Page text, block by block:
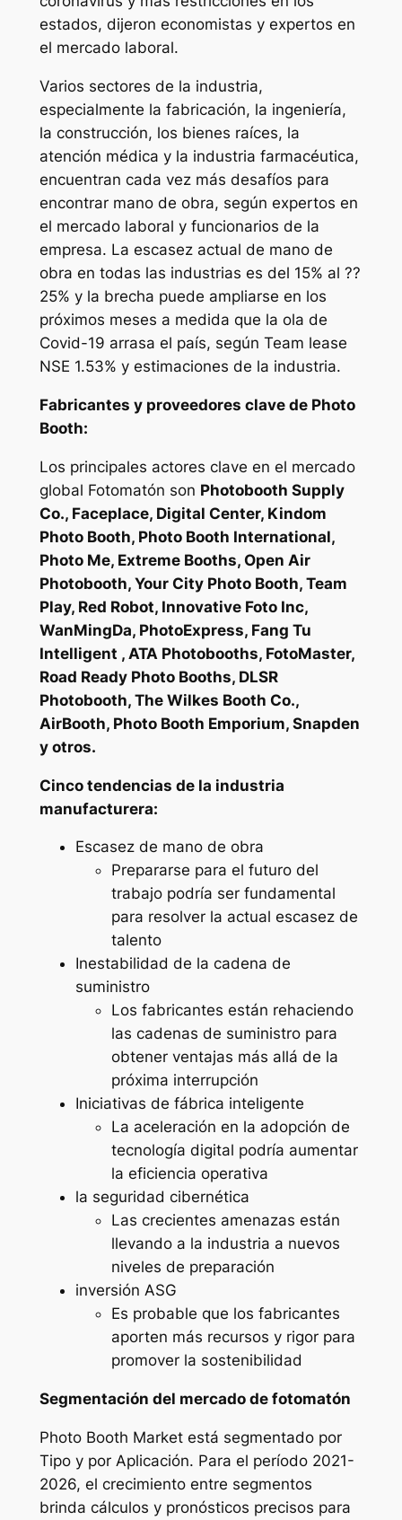
estados, dijeron economistas y expertos en
el mercado laboral.
Varios sectores de la industria,
especialmente la fabricación, la ingeniería,
la construcción, los bienes raíces, la
atención médica y la industria farmacéutica,
encuentran cada vez más desafíos para
encontrar mano de obra, según expertos en
el mercado laboral y funcionarios de la
empresa. La escasez actual de mano de
obra en todas las industrias es del 15% al ??
25% y la brecha puede ampliarse en los
próximos meses a medida que la ola de
Covid-19 arrasa el país, según Team lease
NSE 1.53% y estimaciones de la industria.
Fabricantes y proveedores clave de Photo
Booth:
Los principales actores clave en el mercado
global Fotomatón son Photobooth Supply
Co., Faceplace, Digital Center, Kindom
Photo Booth, Photo Booth International,
Photo Me, Extreme Booths, Open Air
Photobooth, Your City Photo Booth, Team
Play, Red Robot, Innovative Foto Inc,
WanMingDa, PhotoExpress, Fang Tu
Intelligent , ATA Photobooths, FotoMaster,
Road Ready Photo Booths, DLSR
Photobooth, The Wilkes Booth Co.,
AirBooth, Photo Booth Emporium, Snapden
y otros.
Cinco tendencias de la industria
manufacturera:
Escasez de mano de obra
Prepararse para el futuro del
trabajo podría ser fundamental
para resolver la actual escasez de
talento
Inestabilidad de la cadena de
suministro
Los fabricantes están rehaciendo
las cadenas de suministro para
obtener ventajas más allá de la
próxima interrupción
Iniciativas de fábrica inteligente
La aceleración en la adopción de
tecnología digital podría aumentar
la eficiencia operativa
la seguridad cibernética
Las crecientes amenazas están
llevando a la industria a nuevos
niveles de preparación
inversión ASG
Es probable que los fabricantes
aporten más recursos y rigor para
promover la sostenibilidad
Segmentación del mercado de fotomatón
Photo Booth Market está segmentado por
Tipo y por Aplicación. Para el período 2021-
2026, el crecimiento entre segmentos
brinda cálculos y pronósticos precisos para